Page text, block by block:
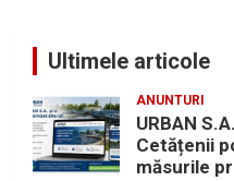
Ultimele articole
ANUNTURI
URBAN
Cetățenii
măsurile